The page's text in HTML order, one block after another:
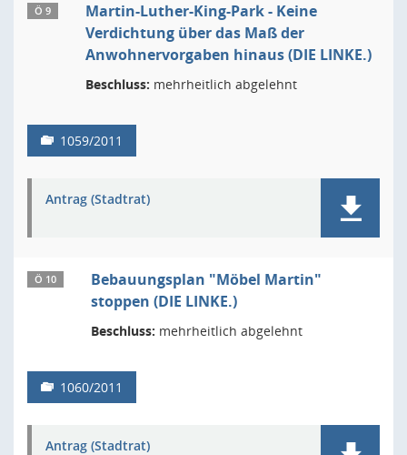
Ö 9
Martin-Luther-King-Park - Keine
Verdichtung über das Maß der
Anwohnervorgaben hinaus (DIE LINKE.)
Beschluss: mehrheitlich abgelehnt
1059/2011
Antrag (Stadtrat)
Ö 10
Bebauungsplan "Möbel Martin"
stoppen (DIE LINKE.)
Beschluss: mehrheitlich abgelehnt
1060/2011
Antrag (Stadtrat)